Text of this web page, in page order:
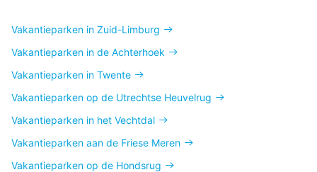
Vakantieparken in Zuid-Limburg
Vakantieparken in de Achterhoek
Vakantieparken in Twente
Vakantieparken op de Utrechtse Heuvelrug
Vakantieparken in het Vechtdal
Vakantieparken aan de Friese Meren
Vakantieparken op de Hondsrug